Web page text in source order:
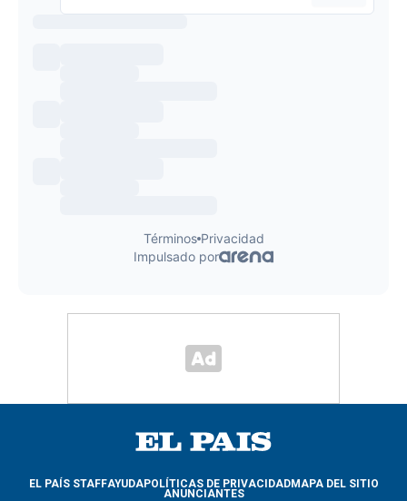
EL PAÍS STAFFAYUDAPOLÍTICAS DE PRIVACIDADMAPA DEL SITIO
ANUNCIANTES